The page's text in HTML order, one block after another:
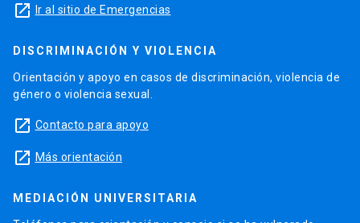
launch Ir al sitio de Emergencias
DISCRIMINACIÓN Y VIOLENCIA
Orientación y apoyo en casos de discriminación, violencia de
género o violencia sexual.
launch Contacto para apoyo
launch Más orientación
MEDIACIÓN UNIVERSITARIA